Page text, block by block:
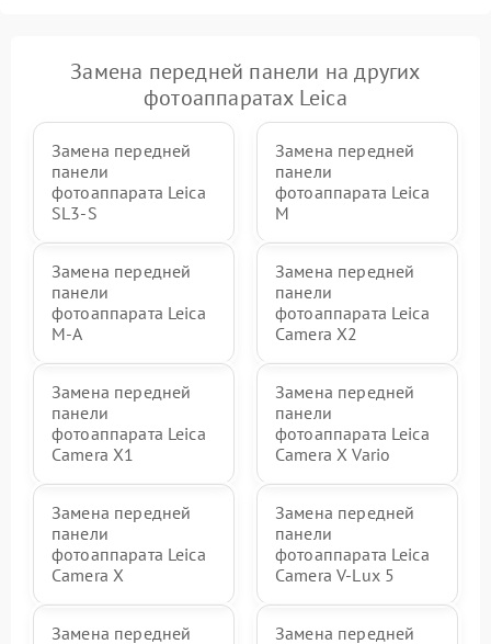
Замена передней панели на других
фотоаппаратах Leica
Замена передней
панели
фотоаппарата Leica
SL3‑S
Замена передней
панели
фотоаппарата Leica
M
Замена передней
панели
фотоаппарата Leica
M-A
Замена передней
панели
фотоаппарата Leica
Camera X2
Замена передней
панели
фотоаппарата Leica
Camera X1
Замена передней
панели
фотоаппарата Leica
Camera X Vario
Замена передней
панели
фотоаппарата Leica
Camera X
Замена передней
панели
фотоаппарата Leica
Camera V-Lux 5
Замена передней
Замена передней